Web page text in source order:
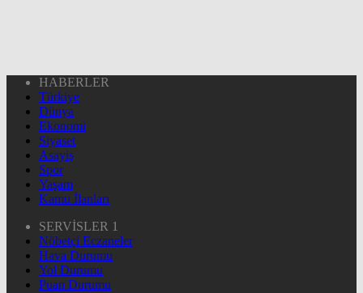
HABERLER
Türkiye
Dünya
Ekonomi
Siyaset
Asayiş
Spor
Yaşam
Kamu İlanları
SERVİSLER 1
Nöbetçi Eczaneler
Hava Durumu
Yol Durumu
Puan Durumu